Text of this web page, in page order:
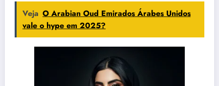
Veja O Arabian Oud Emirados Árabes Unidos
vale o hype em 2025?